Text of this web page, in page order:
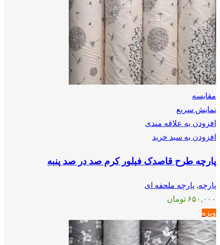
مقايسه
نمایش سریع
افزودن به علاقه مندی
افزودن به سبد خرید
پارچه طرح قاصدک فیلور کرم صد در صد پنبه
پارچه, پارچه ملحفه ای
۶۵۰,۰۰۰ تومان
ویژه